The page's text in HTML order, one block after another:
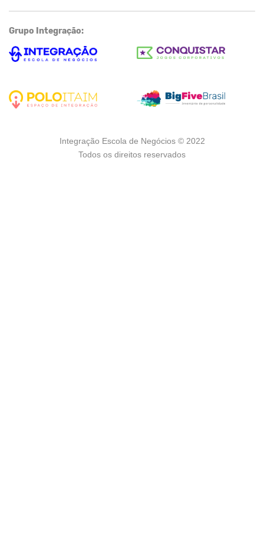
Grupo Integração:
Integração Escola de Negócios © 2022
Todos os direitos reservados